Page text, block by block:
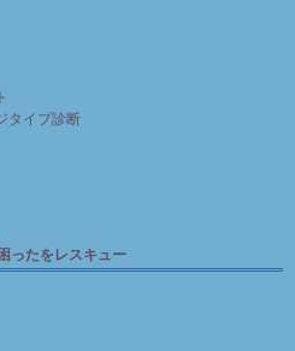
タイプ診断
ったをレスキュー